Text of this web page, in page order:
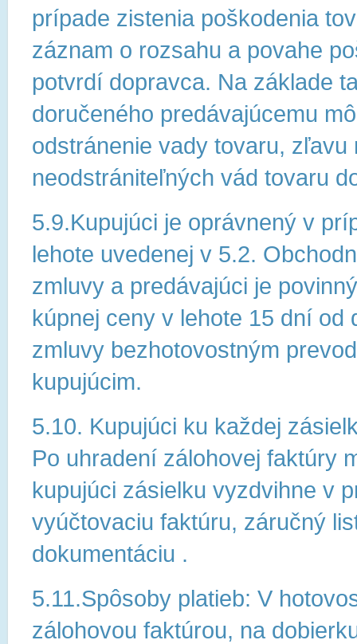
prípade zistenia poškodenia
záznam o rozsahu a povahe
potvrdí dopravca. Na základe
doručeného predávajúcemu
odstránenie vady tovaru,
neodstrániteľných vád tovaru
5.9.Kupujúci je oprávnený v
lehote uvedenej v 5.2.
zmluvy a predávajúci je
kúpnej ceny v lehote 15 dní od
zmluvy bezhotovostným
kupujúcim.
5.10. Kupujúci ku každej
Po uhradení zálohovej faktúry
kupujúci zásielku vyzdvihne v
vyúčtovaciu faktúru, záručný
dokumentáciu .
5.11.Spôsoby platieb: V
zálohovou faktúrou, na